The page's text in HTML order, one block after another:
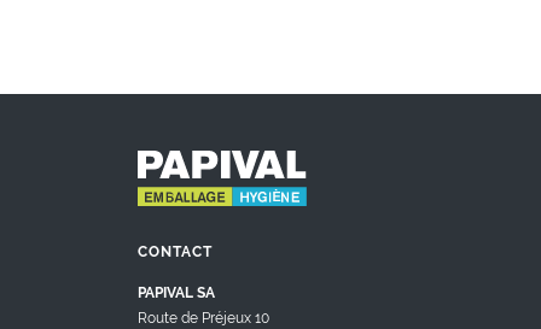
CONTACT
PAPIVAL SA
Route de Préjeux 10